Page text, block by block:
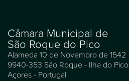
Câmara Municipal de
São Roque do Pico
Alameda 10 de Novembro de 1542
9940-353 São Roque - Ilha do Pico
Açores - Portugal